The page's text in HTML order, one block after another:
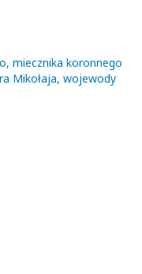
miecznika koronnego
Mikołaja, wojewody